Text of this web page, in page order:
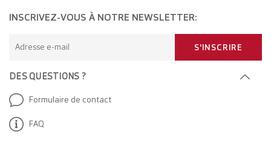
DES QUESTIONS ?
Formulaire de contact
FAQ
INSCRIVEZ-VOUS À NOTRE NEWSLETTER:
Adresse e-mail S'INSCRIRE